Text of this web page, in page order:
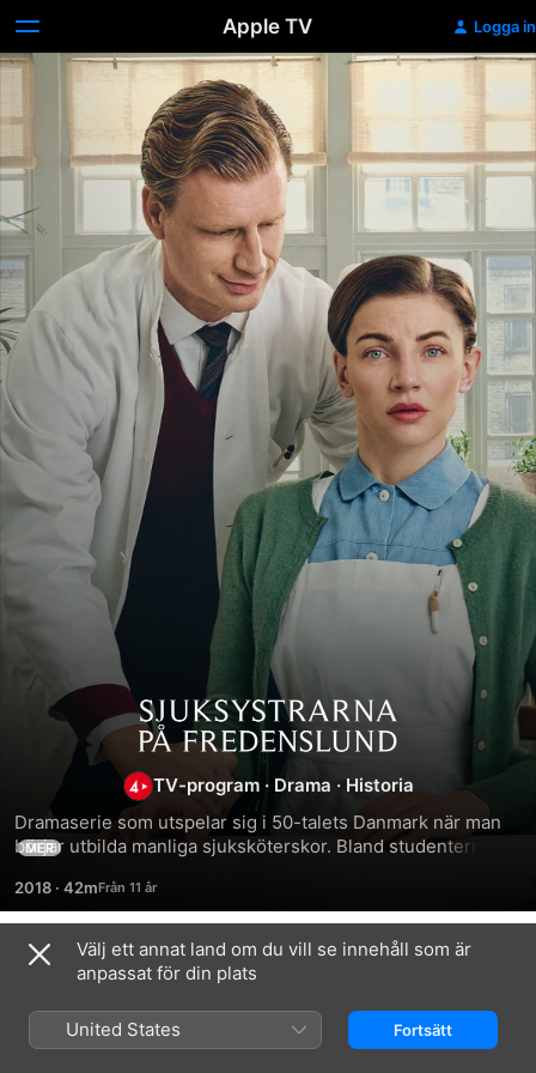
Apple TV Logga in
Sjuksystrarna
på
Fredenslund
TV-program · Drama · Historia
Dramaserie som utspelar sig i 50-talets Danmark när man
börjar utbilda manliga sjuksköterskor. Bland studenterna
utmanande studieperiod fylld av kärlek, ambitioner,
medmänsklighet och tuffa beslut.
MER
2018 · 42m
Säsong 1
Välj ett annat land om du vill se innehåll som är
anpassat för din plats
United States Fortsätt